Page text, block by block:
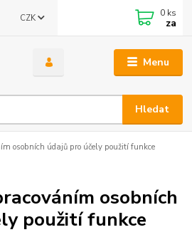
Menu
CZK
Hledat
0 ks
za
osobních údajů pro účely použití funkce
osobních
použití funkce